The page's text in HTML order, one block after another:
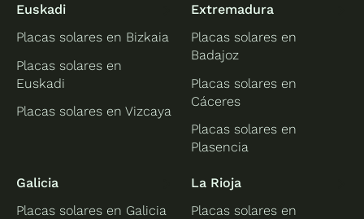
Euskadi
Placas solares en Bizkaia
Placas solares en
Euskadi
Placas solares en Vizcaya
Extremadura
Placas solares en
Badajoz
Placas solares en
Cáceres
Placas solares en
Plasencia
Galicia
Placas solares en Galicia
La Rioja
Placas solares en